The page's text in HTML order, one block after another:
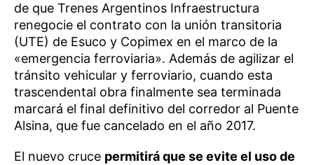
de que Trenes Argentinos Infraestructura
renegocie el contrato con la unión transitoria
(UTE) de Esuco y Copimex en el marco de la
«emergencia ferroviaria». Además de agilizar el
tránsito vehicular y ferroviario, cuando esta
trascendental obra finalmente sea terminada
marcará el final definitivo del corredor al Puente
Alsina, que fue cancelado en el año 2017.
El nuevo cruce permitirá que se evite el uso de